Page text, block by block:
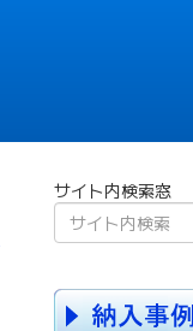
サイト内検索窓